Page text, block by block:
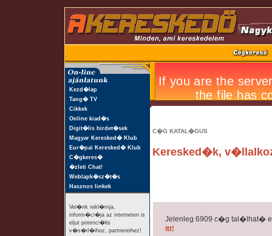
Kezd�lap
Tang� TV
Cikkek
Online kiad�s
Digit�lis hirdet�sek
Magyar Keresked� Klub
Eur�pai Keresked� Klub
C�gkeres�
�zleti Chat!
Weblapk�sz�t�s
Hasznos linkek
Vel�nk rekl�mja,
inform�ci�ja az interneten is
eljut potenci�lis
v�s�rl�ihoz, partnereihez!
C�G KATAL�GUS
Keresked�k,
Jelenleg 6909 c�g tal�lhat�
itt!